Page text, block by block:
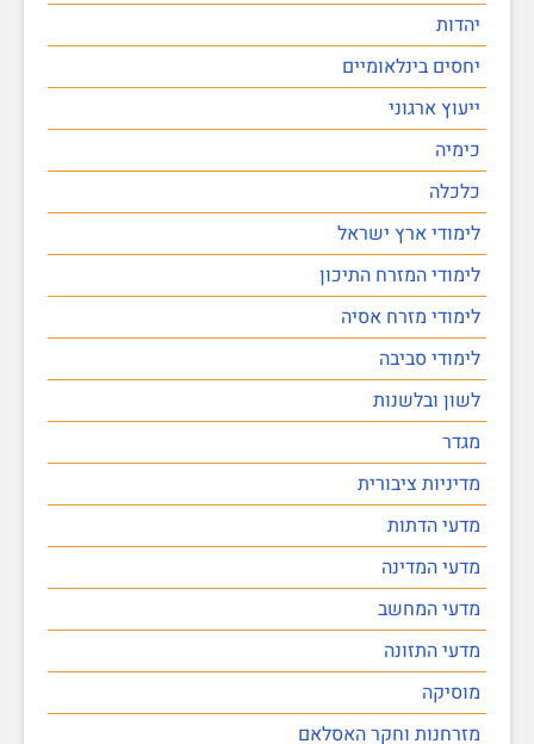
יהדות
יחסים בינלאומיים
ייעוץ ארגוני
כימיה
כלכלה
לימודי ארץ ישראל
לימודי המזרח התיכון
לימודי מזרח אסיה
לימודי סביבה
לשון ובלשנות
מגדר
מדיניות ציבורית
מדעי הדתות
מדעי המדינה
מדעי המחשב
מדעי התזונה
מוסיקה
מזרחנות וחקר האסלאם